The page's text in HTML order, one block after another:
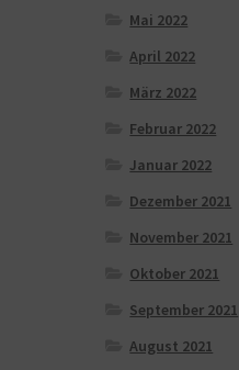
Mai 2022
April 2022
März 2022
Februar 2022
Januar 2022
Dezember 2021
November 2021
Oktober 2021
September 2021
August 2021